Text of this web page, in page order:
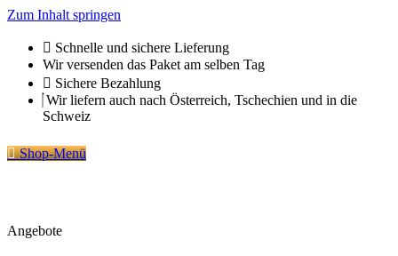
Zum Inhalt springen
Schnelle und sichere Lieferung
Wir versenden das Paket am selben Tag
Sichere Bezahlung
Wir liefern auch nach Österreich, Tschechien und in die
Schweiz
Shop-Menü
Angebote